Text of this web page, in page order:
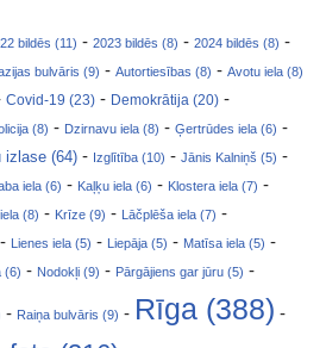
bildēs (11) - 2023 bildēs (8) - 2024 bildēs (8) -
bulvāris (9) - Autortiesības (8) - Avotu iela (8)
Covid-19 (23) - Demokrātija (20) -
(8) - Dzirnavu iela (8) - Ģertrūdes iela (6) -
izlase (64) - Izglītība (10) - Jānis Kalniņš (5) -
iela (6) - Kaļķu iela (6) - Klostera iela (7) -
(8) - Krīze (9) - Lāčplēša iela (7) -
- Lienes iela (5) - Liepāja (5) - Matīsa iela (5) -
(6) - Nodokļi (9) - Pārgājiens gar jūru (5) -
- Raiņa bulvāris (9) - Rīga (388) -